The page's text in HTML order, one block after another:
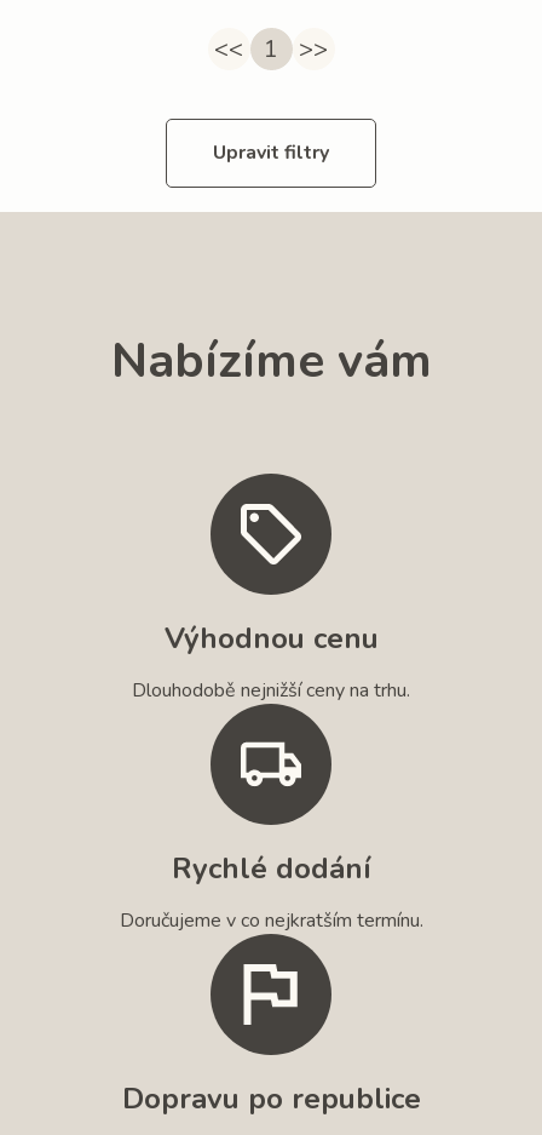
<< 1 >>
Upravit filtry
Nabízíme vám
Výhodnou cenu
Dlouhodobě nejnižší ceny na trhu.
Rychlé dodání
Doručujeme v co nejkratším termínu.
Dopravu po republice